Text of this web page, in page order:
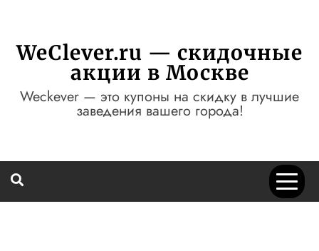
содержимому
WeClever.ru — скидочные
акции в Москве
Weckever — это купоны на скидку в лучшие
заведения вашего города!